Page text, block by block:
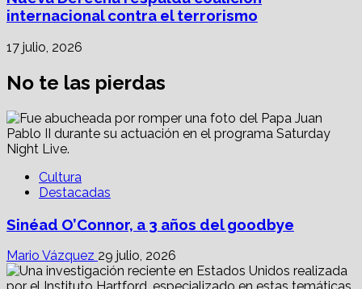
internacional contra el terrorismo
17 julio, 2026
No te las pierdas
Cultura
Destacadas
Sinéad O’Connor, a 3 años del goodbye
Mario Vázquez 29 julio, 2026